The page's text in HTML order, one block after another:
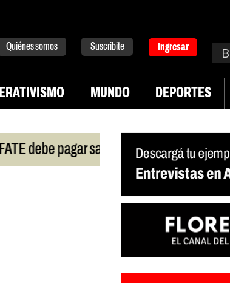
Quiénes somos Suscribite Ingresar
MUNDO DEPORTES
pagar salarios | Plan de lucha de UTEP